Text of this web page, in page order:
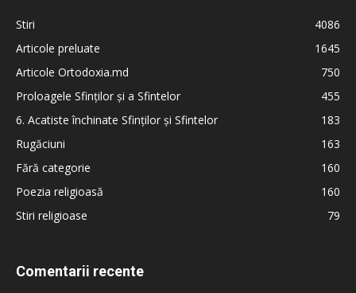
Stiri
4086
Articole preluate
1645
Articole Ortodoxia.md
750
Proloagele Sfinților și a Sfintelor
455
6. Acatiste închinate Sfinților și Sfintelor
183
Rugăciuni
163
Fără categorie
160
Poezia religioasă
160
Stiri religioase
79
Comentarii recente